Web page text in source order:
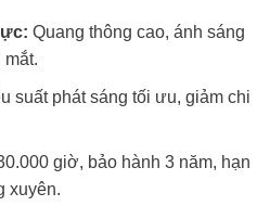
Quang thông cao, ánh sáng
mắt.
suất phát sáng tối ưu, giảm chi
giờ, bảo hành 3 năm, hạn
xuyên.